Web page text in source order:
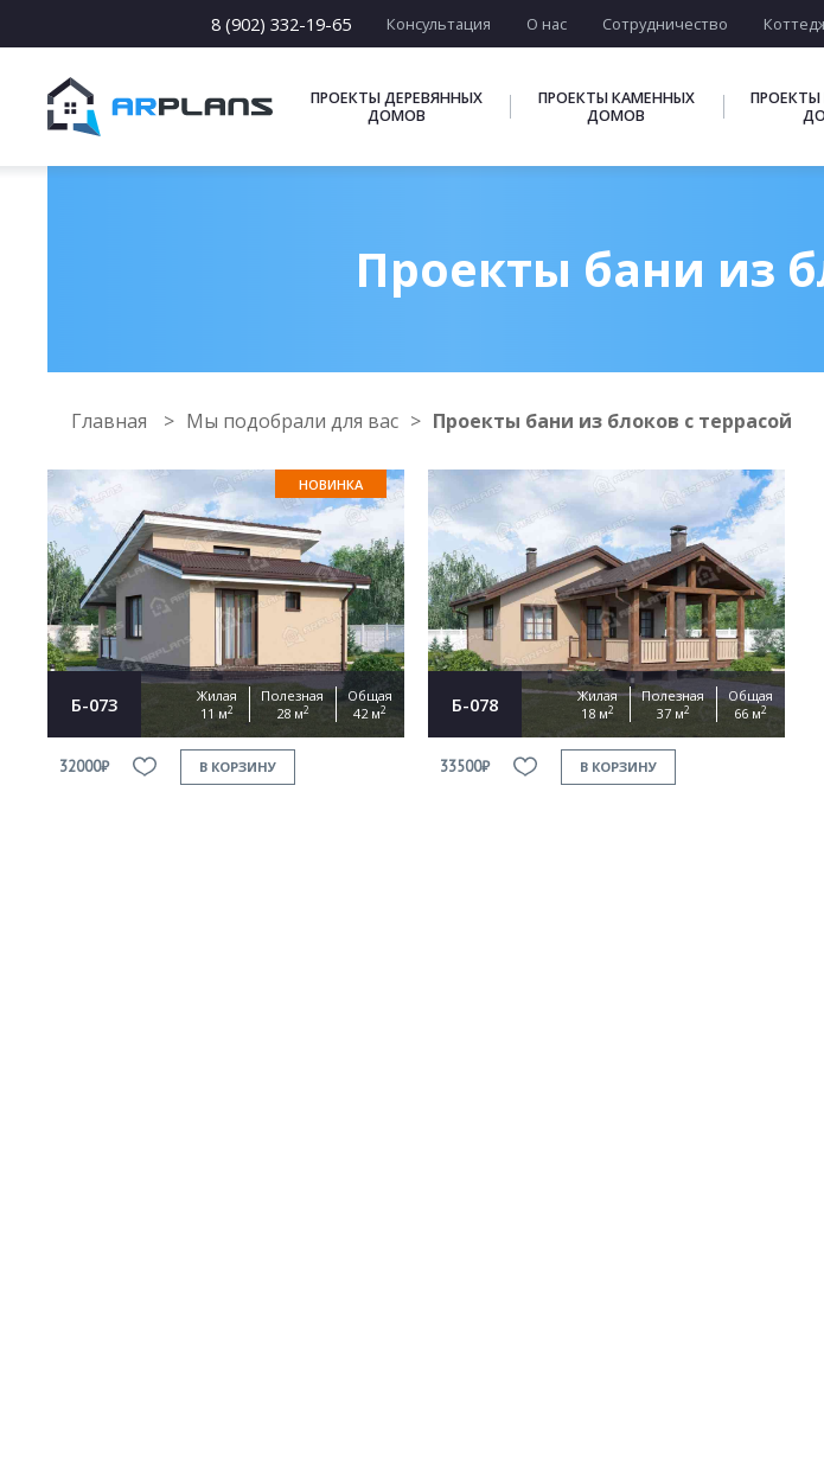
8 (902) 332-19-65 Консультация О нас Сотрудничество
ПРОЕКТЫ ДЕРЕВЯННЫХ
ДОМОВ
ПРОЕКТЫ КАМЕННЫХ
ДОМОВ
ПРОЕКТЫ
Проекты бани из
Главная Мы подобрали для вас Проекты бани из блоков с террасой
НОВИНКА
Б-073
Жилая
11 м2
Полезная
28 м2
Общая
42 м2
32000₽ В КОРЗИНУ
Б-078
Жилая
18 м2
Полезная
37 м2
Общая
66 м2
33500₽ В КОРЗИНУ